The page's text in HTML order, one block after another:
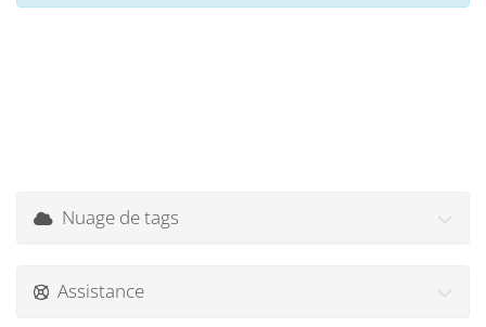
Nuage de tags
Assistance